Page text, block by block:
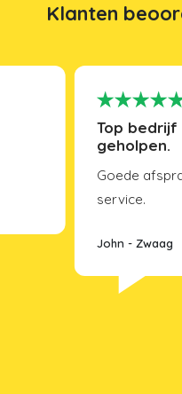
Klanten
Top
geholpen.
Goede
service.
John - Zwaag